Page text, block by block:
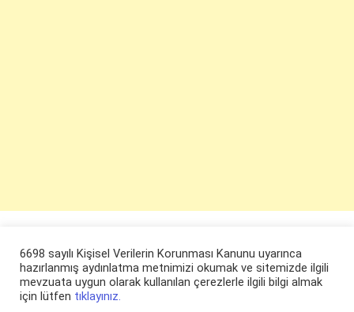
6698 sayılı Kişisel Verilerin Korunması Kanunu uyarınca
hazırlanmış aydınlatma metnimizi okumak ve sitemizde ilgili
mevzuata uygun olarak kullanılan çerezlerle ilgili bilgi almak
için lütfen tıklayınız.